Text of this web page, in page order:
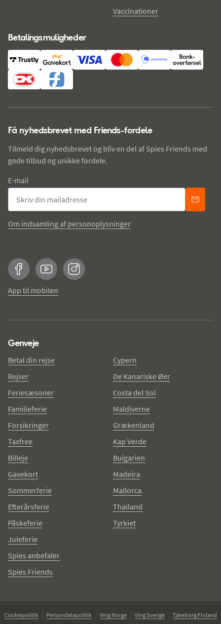
Vaccinationer
Betalingsmuligheder
Få nyhedsbrevet med Friends-fordele
Tilmeld dig nyhedsbrevet og bliv en del af Spies Friends med
gode tilbud og unikke fordele.
E-mail
Om indsamling af personoplysninger
FacebookYouTubeInstagram
App til mobilen
Genveje
Betal din rejse
Rejser
Feriesæsoner
Familieferie
Forsikringer
Taxfree
Billeje
Gavekort
Sommerferie
Efterårsferie
Påskeferie
Juleferie
Spies anbefaler
Spies Friends
Cypern
De Kanariske Øer
Costa del Sol
Maldiverne
Grækenland
Kap Verde
Bulgarien
Madeira
Mallorca
Thailand
Tyrkiet
Cookiepolitik Persondatapolitik Ving Norge Ving Sverige
Tjäreborg Finland